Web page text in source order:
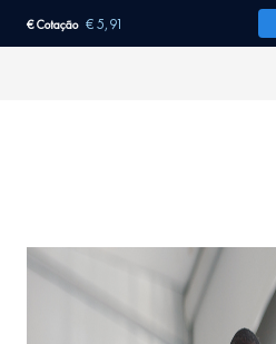
€ Cotação € 5,91